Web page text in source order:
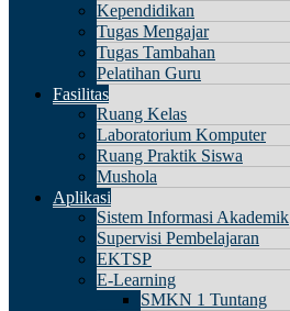
Kependidikan
Tugas Mengajar
Tugas Tambahan
Pelatihan Guru
Fasilitas
Ruang Kelas
Laboratorium Komputer
Ruang Praktik Siswa
Mushola
Aplikasi
Sistem Informasi Akademik
Supervisi Pembelajaran
EKTSP
E-Learning
SMKN 1 Tuntang